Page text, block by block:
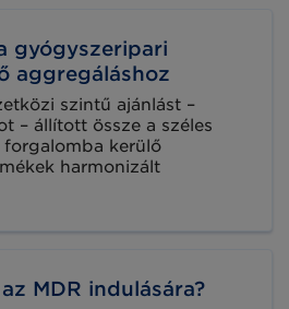
gyógyszeripari
aggregáláshoz
szintű ajánlást –
– állított össze a széles
forgalomba kerülő
harmonizált
bemutatása
logika szerint történő
MDR indulására?